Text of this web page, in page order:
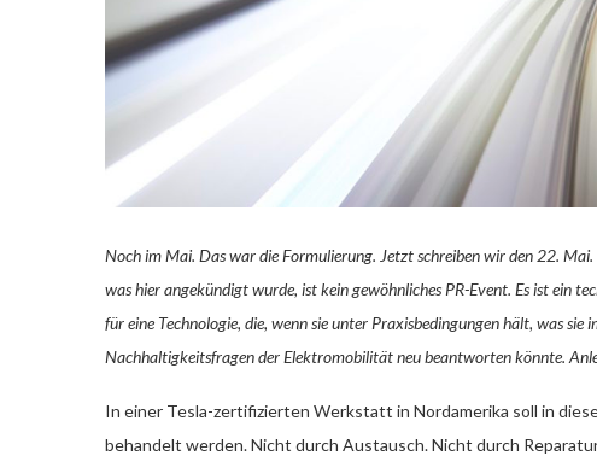
Noch im Mai. Das war die Formulierung. Jetzt schreiben wir den 22.
was hier angekündigt wurde, ist kein gewöhnliches PR-Event. Es ist ein
für eine Technologie, die, wenn sie unter Praxisbedingungen hält, was
Nachhaltigkeitsfragen der Elektromobilität neu beantworten könnte.
In einer Tesla-zertifizierten Werkstatt in Nordamerika soll in
behandelt werden. Nicht durch Austausch. Nicht durch